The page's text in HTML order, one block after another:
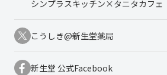
シンプラスキッチン×タニタカフェ
こうしき@新生堂薬局
新生堂 公式Facebook